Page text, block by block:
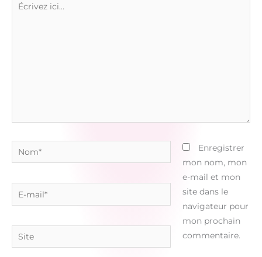
Nom*
E-
mail*
Site
Enregistrer
mon nom, mon
e-mail et mon
site dans le
navigateur pour
mon prochain
commentaire.